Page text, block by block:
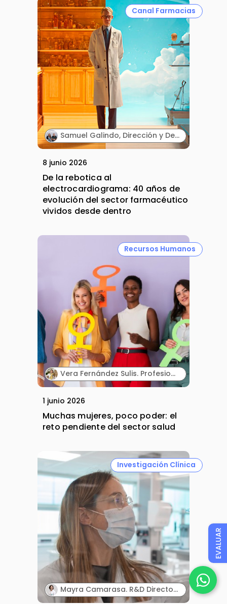
Canal Farmacias
Samuel Galindo, Dirección y Desarrollo de Negocio, y Carmen Galindo, Dirección y Estrategia. Galifarma.
8 junio 2026
De la rebotica al
electrocardiograma: 40 años de
evolución del sector farmacéutico
vividos desde dentro
Recursos Humanos
Vera Fernández Sulis. Profesional senior de Desarrollo de Negocio y Alliance Management en la industria farmacéutica.
1 junio 2026
Muchas mujeres, poco poder: el
reto pendiente del sector salud
Investigación Clínica
Mayra Camarasa. R&D Director. MartiDerm.
EVALUAR